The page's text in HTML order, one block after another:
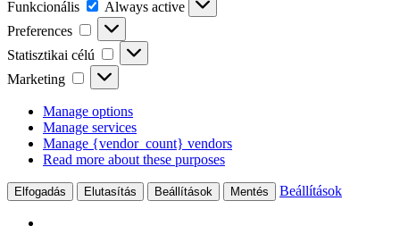
Funkcionális
Always active
Preferences
Preferences
Statisztikai célú
Statisztikai
célú
Marketing
Marketing
Manage options
Manage services
Manage {vendor_count} vendors
Read more about these purposes
Elfogadás Elutasítás Beállítások Mentés Beállítások